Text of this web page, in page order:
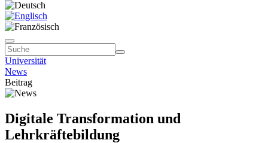
Universität
News
Beitrag
Digitale Transformation und
Lehrkräftebildung